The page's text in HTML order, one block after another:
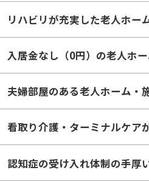
リハビリが充実した老人ホー
入居金なし（0円）の老人ホ
夫婦部屋のある老人ホーム・
看取り介護・ターミナルケア
認知症の受け入れ体制の手厚